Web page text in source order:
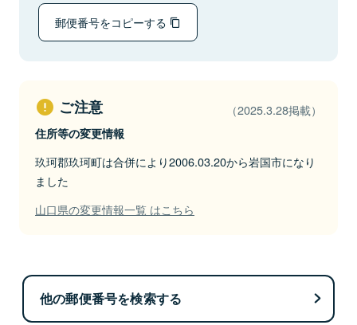
郵便番号をコピーする
ご注意 （2025.3.28掲載）
住所等の変更情報
玖珂郡玖珂町は合併により2006.03.20から岩国市になり
ました
山口県の変更情報一覧 はこちら
他の郵便番号を検索する